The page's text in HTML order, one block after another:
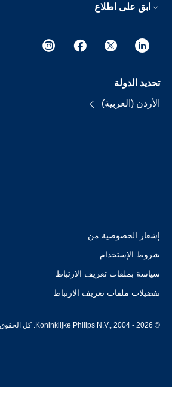
ابق على اطلاع
تحديد الدولة
الأردن (العربية)
إشعار الخصوصية من
شروط الإستخدام
سياسة بملفات تعريف الارتباط
تفضيلات ملفات تعريف الارتباط
© Koninklijke Philips N.V., 2004 - 2026. كل الحقوق محفوظة.